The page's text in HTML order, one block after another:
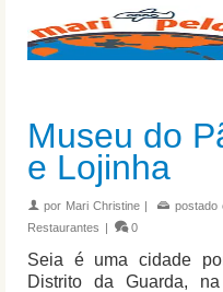
Museu do
e Lojinha
por Mari Christine | postado
Restaurantes | 0
Seia é uma cidade
Distrito da Guarda,